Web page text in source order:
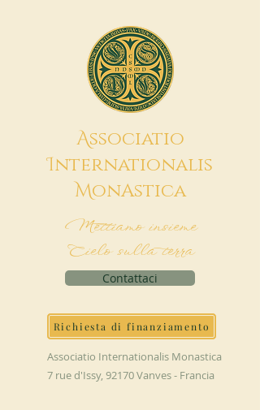
Associatio
Internationalis
MonAstica
Mettiamo insieme
Cielo sulla terra
Contattaci
Richiesta di finanziamento
Associatio Internationalis Monastica
7 rue d'Issy, 92170 Vanves - Francia